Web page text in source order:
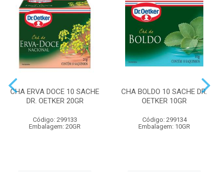
CHA ERVA DOCE 10 SACHE
DR. OETKER 20GR
Código: 299133
Embalagem: 20GR
CHA BOLDO 10 SACHE DR.
OETKER 10GR
Código: 299134
Embalagem: 10GR